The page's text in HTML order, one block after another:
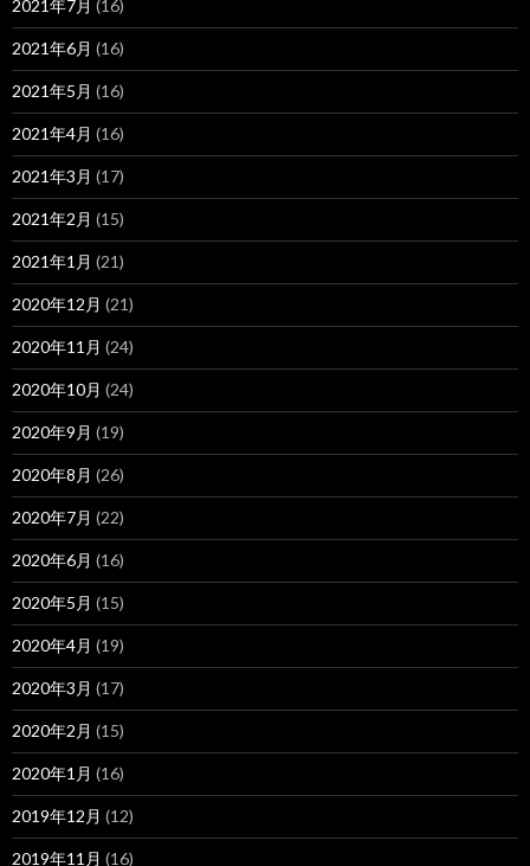
2021年7月 (16)
2021年6月 (16)
2021年5月 (16)
2021年4月 (16)
2021年3月 (17)
2021年2月 (15)
2021年1月 (21)
2020年12月 (21)
2020年11月 (24)
2020年10月 (24)
2020年9月 (19)
2020年8月 (26)
2020年7月 (22)
2020年6月 (16)
2020年5月 (15)
2020年4月 (19)
2020年3月 (17)
2020年2月 (15)
2020年1月 (16)
2019年12月 (12)
2019年11月 (16)